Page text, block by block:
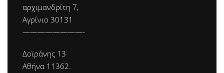
αρχιμανδρίτη 7,
Αγρίνιο 30131
————————-
Δοϊράνης 13
Αθήνα 11362.